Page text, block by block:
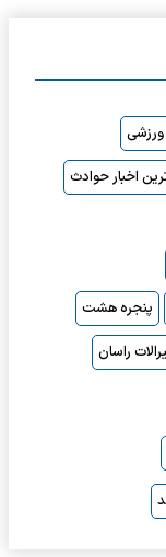
اخبار حوادث
پنجره هشت
راسان